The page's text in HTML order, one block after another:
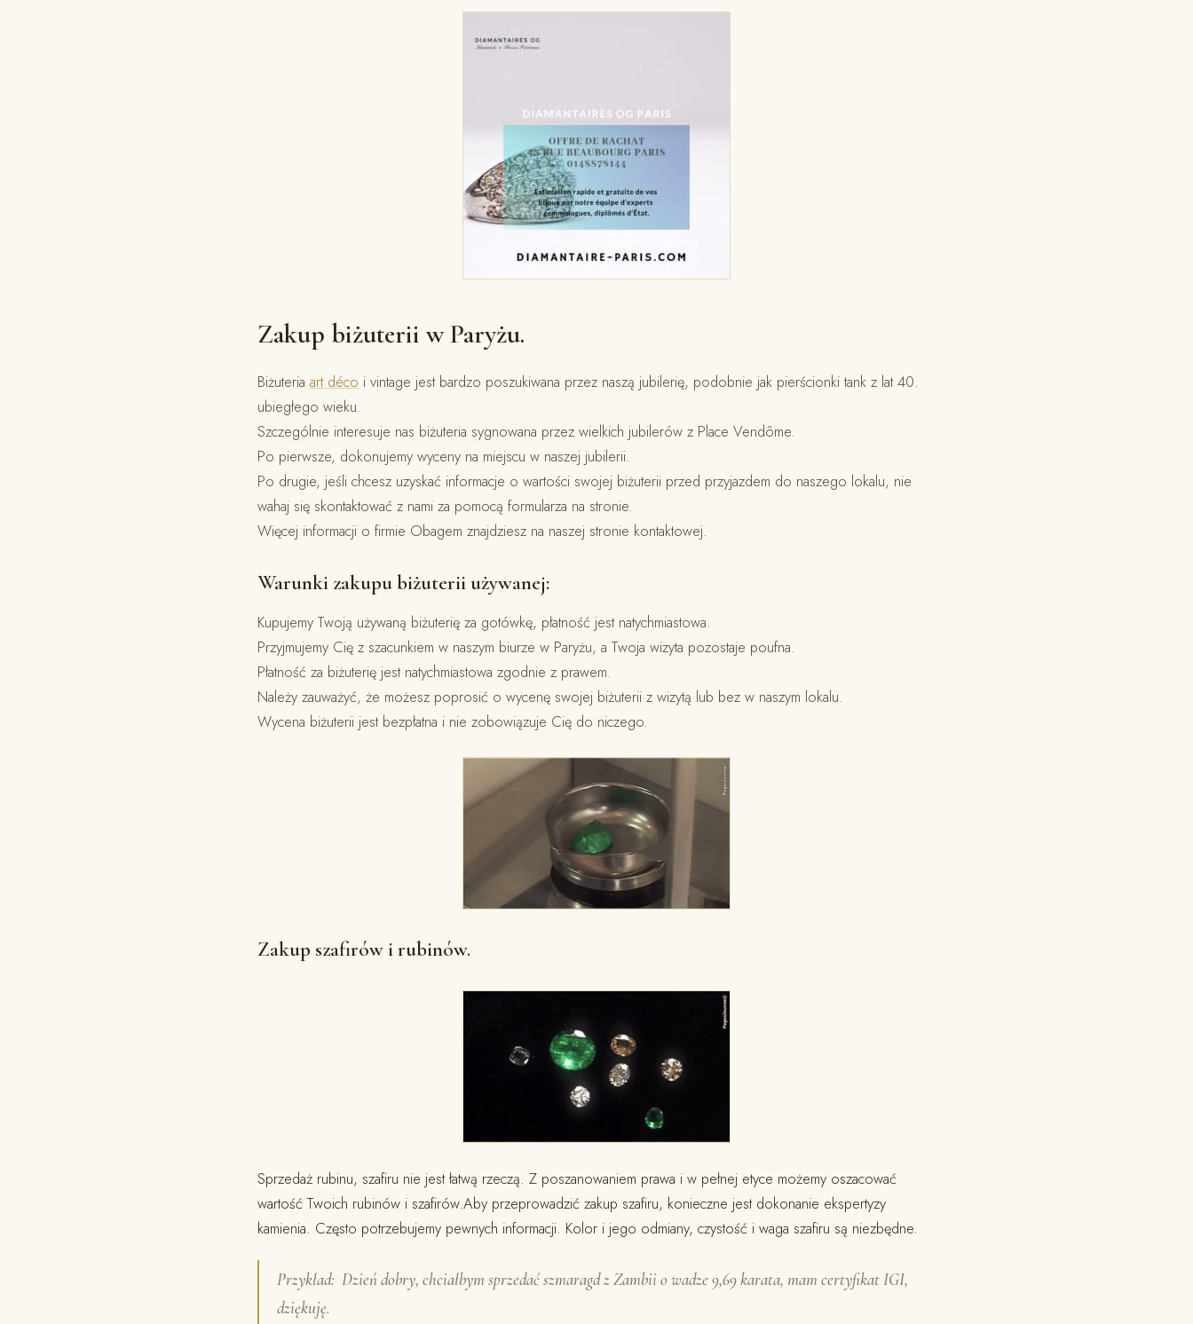
Zakup biżuterii w Paryżu.
Biżuteria art déco i vintage jest bardzo poszukiwana przez naszą jubilerię, podobnie jak pierścionki tank z lat 40.
ubiegłego wieku.
Szczególnie interesuje nas biżuteria sygnowana przez wielkich jubilerów z Place Vendôme.
Po pierwsze, dokonujemy wyceny na miejscu w naszej jubilerii.
Po drugie, jeśli chcesz uzyskać informacje o wartości swojej biżuterii przed przyjazdem do naszego lokalu, nie
wahaj się skontaktować z nami za pomocą formularza na stronie.
Więcej informacji o firmie Obagem znajdziesz na naszej stronie kontaktowej.
Warunki zakupu biżuterii używanej:
Kupujemy Twoją używaną biżuterię za gotówkę, płatność jest natychmiastowa.
Przyjmujemy Cię z szacunkiem w naszym biurze w Paryżu, a Twoja wizyta pozostaje poufna.
Płatność za biżuterię jest natychmiastowa zgodnie z prawem.
Należy zauważyć, że możesz poprosić o wycenę swojej biżuterii z wizytą lub bez w naszym lokalu.
Wycena biżuterii jest bezpłatna i nie zobowiązuje Cię do niczego.
Zakup szafirów i rubinów.
Sprzedaż rubinu, szafiru nie jest łatwą rzeczą. Z poszanowaniem prawa i w pełnej etyce możemy oszacować
wartość Twoich rubinów i szafirów.Aby przeprowadzić zakup szafiru, konieczne jest dokonanie ekspertyzy
kamienia. Często potrzebujemy pewnych informacji. Kolor i jego odmiany, czystość i waga szafiru są niezbędne.
Przykład: Dzień dobry, chciałbym sprzedać szmaragd z Zambii o wadze 9,69 karata, mam certyfikat IGI,
dziękuję.